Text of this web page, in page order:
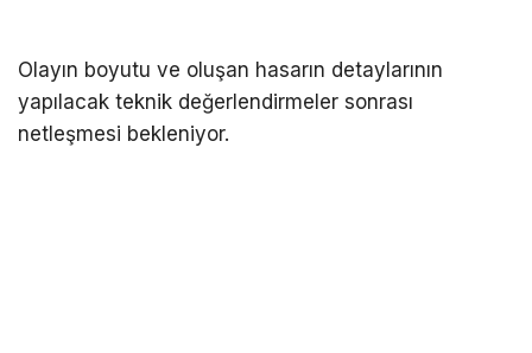
Olayın boyutu ve oluşan hasarın detaylarının
yapılacak teknik değerlendirmeler sonrası
netleşmesi bekleniyor.